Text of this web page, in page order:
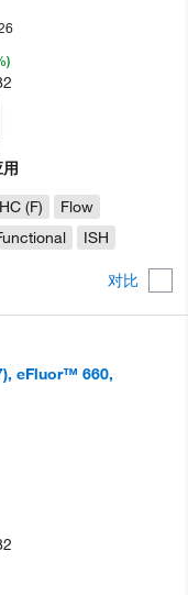
对比
(F)
Flow
ISH
eFluor™ 660,